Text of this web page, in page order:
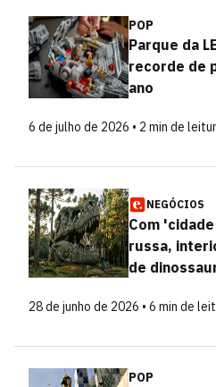
POP
Parque da
recorde de
ano
6 de julho de 2026 • 2 min de
NEGÓCIOS
Com
russa,
de
28 de junho de 2026 • 6 min de
POP